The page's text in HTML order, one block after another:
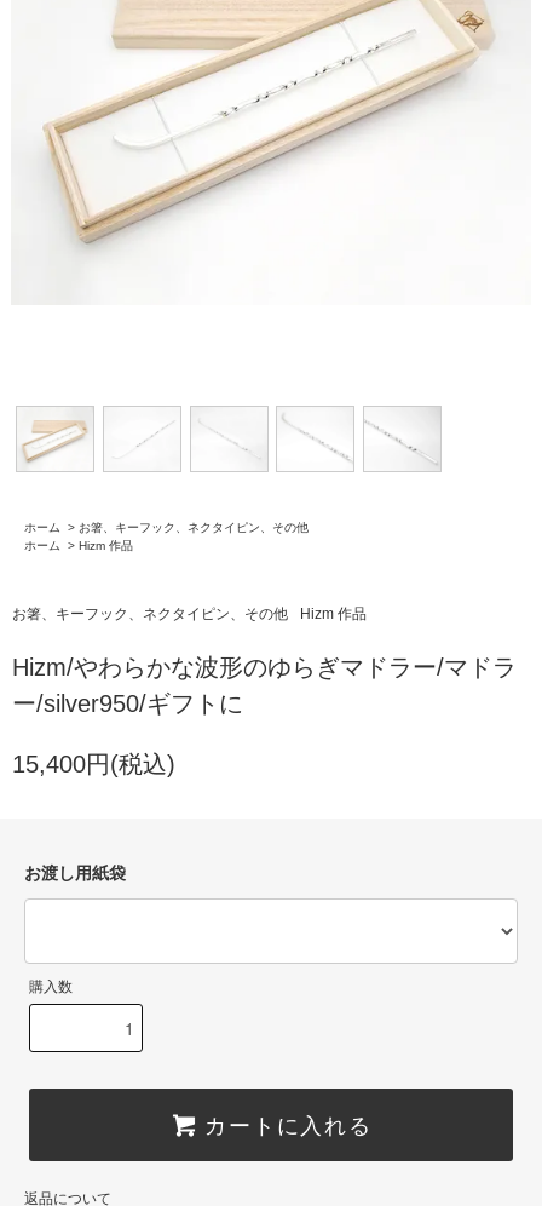
ホーム > お箸、キーフック、ネクタイピン、その他
ホーム
> Hizm 作品
お箸、キーフック、ネクタイピン、その他 Hizm 作品
Hizm/やわらかな波形のゆらぎマドラー/マドラ
ー/silver950/ギフトに
15,400円(税込)
お渡し用紙袋
購入数
カートに入れる
返品について